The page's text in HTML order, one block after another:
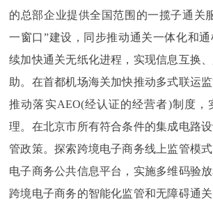
的总部企业提供全国范围的一揽子通关
一窗口”建设，同步推动通关一体化和
续加快通关无纸化进程，实现信息互换
助。在首都机场海关加快推动多式联运监
推动落实AEO(经认证的经营者)制度，
理。在北京市所有符合条件的集成电路
管政策。探索跨境电子商务线上监管模
电子商务公共信息平台，实施多维码验
跨境电子商务的智能化监管和无障碍通